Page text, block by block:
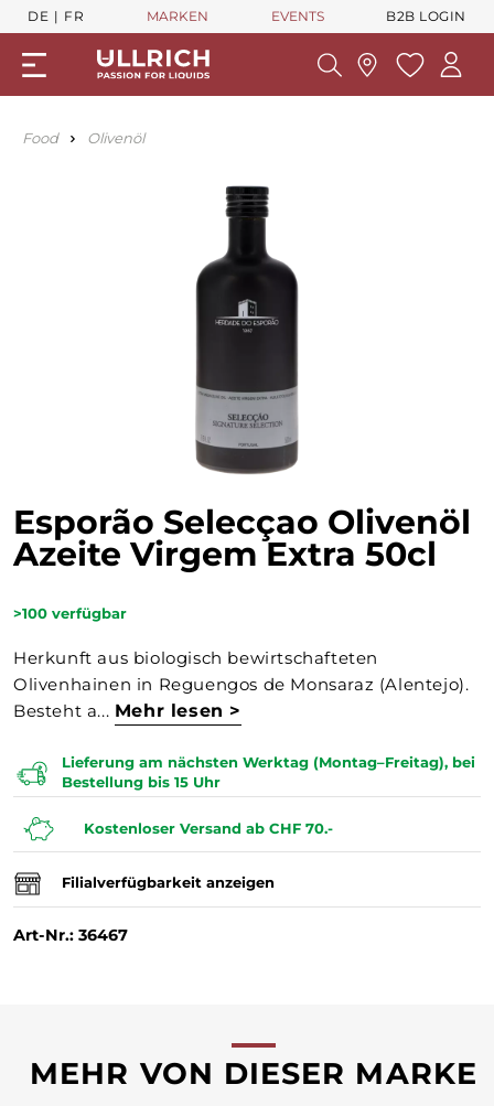
DE FR MARKEN EVENTS B2B LOGIN
Food Olivenöl
Esporão Selecçao Olivenöl
Azeite Virgem Extra 50cl
>100 verfügbar
Herkunft aus biologisch bewirtschafteten
Olivenhainen in Reguengos de Monsaraz (Alentejo).
Besteht a... Mehr lesen >
Lieferung am nächsten Werktag (Montag–Freitag), bei
Bestellung bis 15 Uhr
Kostenloser Versand ab CHF 70.-
Filialverfügbarkeit anzeigen
Art-Nr.: 36467
MEHR VON DIESER MARKE